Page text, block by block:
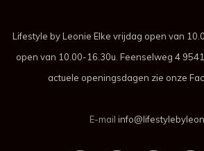
Lifestyle by Leonie Elke vrijdag open van
open van 10.00-16.30u. Feenselweg 4
actuele openingsdagen zie onze
E-mail